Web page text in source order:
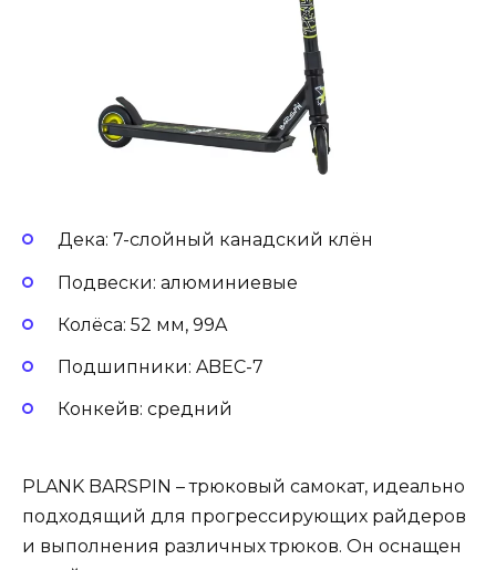
Дека: 7-слойный канадский клён
Подвески: алюминиевые
Колёса: 52 мм, 99A
Подшипники: ABEC-7
Конкейв: средний
PLANK BARSPIN – трюковый самокат, идеально
подходящий для прогрессирующих райдеров
и выполнения различных трюков. Он оснащен